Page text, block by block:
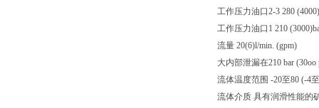
工作压力油口2-3 280
工作压力油口1 210
流量 20(6)l/min. (gpm)
大内部泄漏在210 bar
流体温度范围 -20至80 (-4
流体介质 具有润滑性能的